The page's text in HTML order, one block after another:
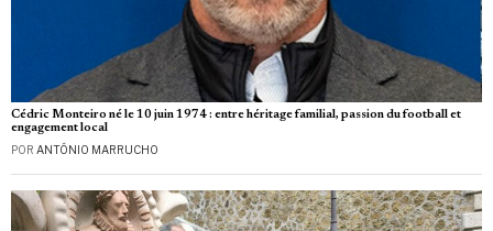
Cédric Monteiro né le 10 juin 1974 : entre héritage familial, passion du football et
engagement local
POR ANTÓNIO MARRUCHO